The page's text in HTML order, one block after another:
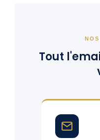
Tout